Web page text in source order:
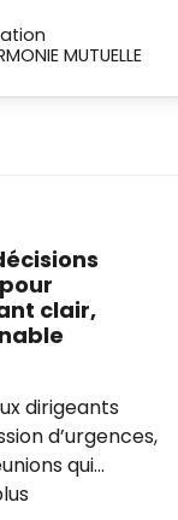
MUTUELLE
clair,
dirigeants
d’urgences,
qui
Cet atelier